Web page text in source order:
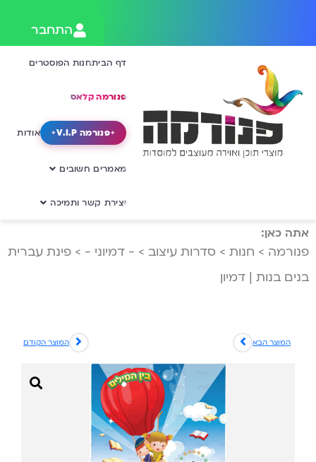
התחבר
דף הביתחנות הפוסטרים
פנורמה קלאס
פנורמה V.I.P אודות
מאמרים חשובים
יצירת קשר ותמיכה
אתה כאן:
פנורמה > חנות > סדרות עיצוב > - דמיוני - > פינת עברית
בנים בנות | דמיון
המוצר הקודם המוצר הבא